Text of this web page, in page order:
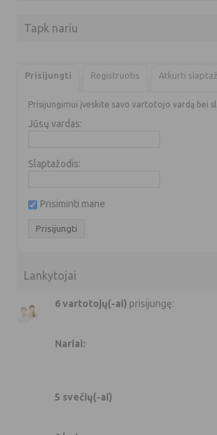
Tapk nariu
Prisijungti Registruotis Atkurti
Prisijungimui įveskite savo vartotojo vardą bei
Jūsų vardas:
Slaptažodis:
Prisiminti mane
Lankytojai
6 vartotojų(-ai) prisijungę:
Nariai:
5 svečių(-ai)